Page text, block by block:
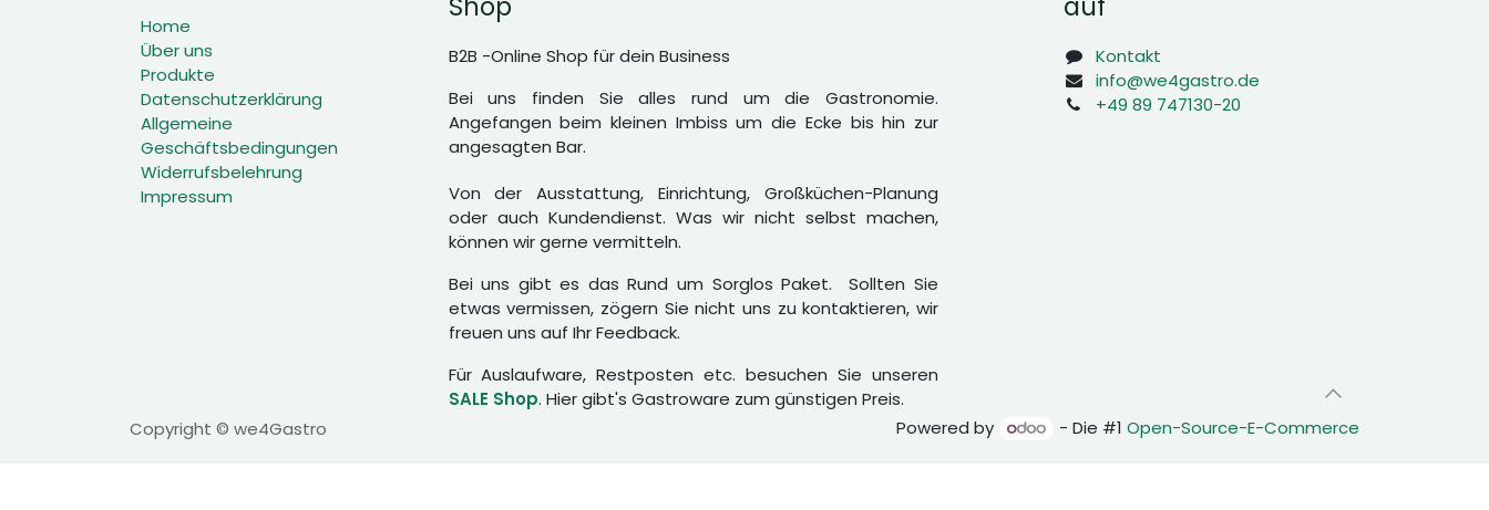
Home
Über uns
Produkte
Datenschutzerklärung
Allgemeine
Geschäftsbedingungen
Widerrufsbelehrung
Impressum
B2B -Online Shop für dein Business
Bei uns finden Sie alles rund um die Gastronomie.
Angefangen beim kleinen Imbiss um die Ecke bis hin zur
angesagten Bar.
Von der Ausstattung, Einrichtung, Großküchen-Planung
oder auch Kundendienst. Was wir nicht selbst machen,
können wir gerne vermitteln.
Bei uns gibt es das Rund um Sorglos Paket. Sollten Sie
etwas vermissen, zögern Sie nicht uns zu kontaktieren, wir
freuen uns auf Ihr Feedback.
Für Auslaufware, Restposten etc. besuchen Sie unseren
SALE Shop. Hier gibt's Gastroware zum günstigen Preis.
Kontakt
info@we4gastro.de
+49 89 747130-20
Copyright © we4Gastro Powered by - Die #1 Open-Source-E-Commerce